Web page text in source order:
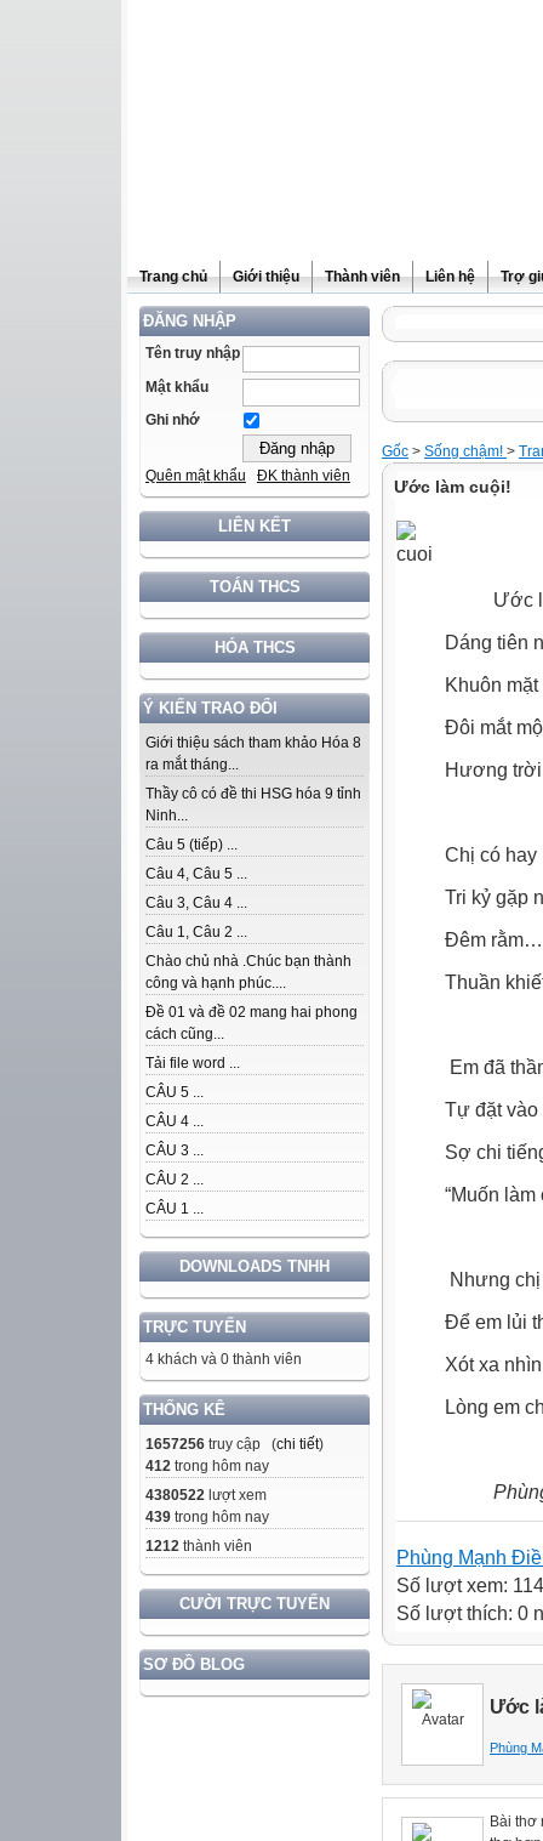
Trang chủ Giới thiệu Thành viên Liên hệ Trợ
ĐĂNG NHẬP
Tên truy nhập
Mật khẩu
Ghi nhớ
Quên mật khẩu ĐK thành viên
LIÊN KẾT
TOÁN THCS
HÓA THCS
Ý KIẾN TRAO ĐỔI
Giới thiệu sách tham khảo Hóa 8
ra mắt tháng...
Thầy cô có đề thi HSG hóa 9 tỉnh
Ninh...
Câu 5 (tiếp) ...
Câu 4, Câu 5 ...
Câu 3, Câu 4 ...
Câu 1, Câu 2 ...
Chào chủ nhà .Chúc bạn thành
công và hạnh phúc....
Đề 01 và đề 02 mang hai phong
cách cũng...
Tải file word ...
CÂU 5 ...
CÂU 4 ...
CÂU 3 ...
CÂU 2 ...
CÂU 1 ...
DOWNLOADS TNHH
TRỰC TUYẾN
4 khách và 0 thành viên
THỐNG KÊ
1657256 truy cập (chi tiết)
412 trong hôm nay
4380522 lượt xem
439 trong hôm nay
1212 thành viên
CƯỜI TRỰC TUYẾN
SƠ ĐỒ BLOG
Gốc > Sống chậm! >
Ước làm cuội!
Ước
Dáng tiên
Khuôn
Đôi mắt
Hương
Chị có hay
Tri kỷ gặp
Đêm rằm…
Thuần
Em đã
Tự đặt vào
Sợ chi
“Muốn
Nhưng
Để em lủi
Xót xa
Lòng em
Phùng Mạnh
Số lượt xem:
Số lượt thích: 0
Ước
Phùng
Bài thơ